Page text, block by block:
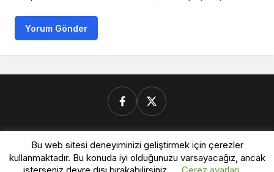
Yorum Gönder
Donanimforum.com
Bu web sitesi deneyiminizi geliştirmek için çerezler
kullanmaktadır. Bu konuda iyi olduğunuzu varsayacağız, ancak